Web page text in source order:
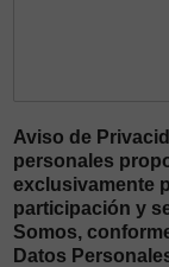
Aviso de
personales
exclusivamente
participación y
Somos,
Datos